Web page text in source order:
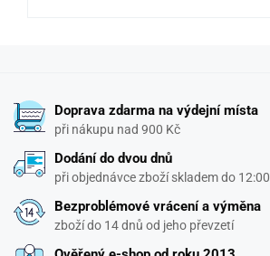
Doprava zdarma na výdejní místa
při nákupu nad 900 Kč
Dodání do dvou dnů
při objednávce zboží skladem do 12:00
Bezproblémové vrácení a výměna
zboží do 14 dnů od jeho převzetí